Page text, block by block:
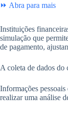
⏩ Abra para mais
Instituições
simulação que
de pagamento,
A coleta de dados do
Informações pessoais
realizar uma análise